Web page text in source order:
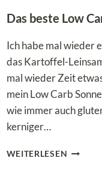
Das beste Low
Ich habe mal wieder
das Kartoffel-
mal wieder Zeit
mein Low Carb
wie immer auch
kerniger…
WEITERLESEN DAS